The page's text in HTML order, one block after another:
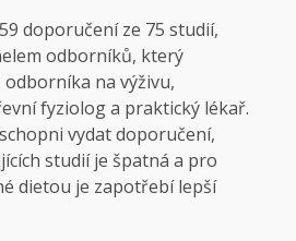
doporučení ze 75 studií,
odborníků, který
na výživu,
fyziolog a praktický lékař.
vydat doporučení,
studií je špatná a pro
dietou je zapotřebí lepší